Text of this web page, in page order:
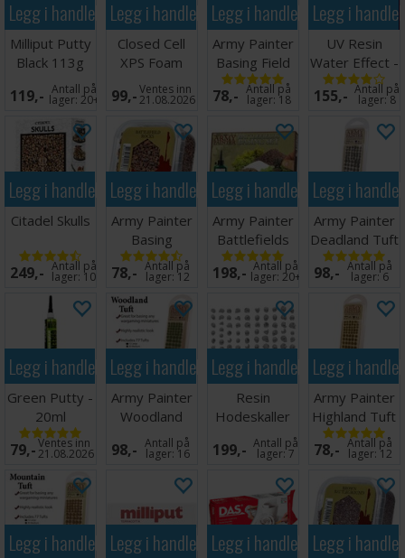
ødemarker - Hobby Scenics har de nødvendige materialene
for å skape fantastiske, oppslukende landskap.
Legg i handlekurven
Milliput Putty
Black 113g
119,- Antall på
lager: 20+
Legg i handlekurven
Closed Cell
XPS Foam
30mm
99,-Ventes inn
21.08.2026
Legg i handlekurven
Army Painter
Basing Field
Grass
78,- Antall på
lager: 18
Legg i
UV Resin
Water Effect -
30 ml
155,- Antall på
lager:8
Legg i handlekurven
Citadel Skulls
249,- Antall på
lager: 10
Legg i handlekurven
Army Painter
Basing
Battlefield
Rocks
78,- Antall på
lager: 12
Legg i handlekurven
Army Painter
Battlefields
Basing Set
198,- Antall på
lager:20+
Legg i
Army Painter
Deadland Tuft
98,- Antall på
lager:6
Legg i handlekurven
Green Putty -
20ml
79,-Ventes inn
21.08.2026
Legg i handlekurven
Army Painter
Woodland
Tuft
98,- Antall på
lager: 16
Legg i handlekurven
Resin
Hodeskaller
Skulls - 85 stk
199,- Antall på
lager:7
Legg i
Army Painter
Highland Tuft
78,- Antall på
lager: 12
Legg i handlekurvenLegg i handlekurvenLegg i handlekurven
Legg i